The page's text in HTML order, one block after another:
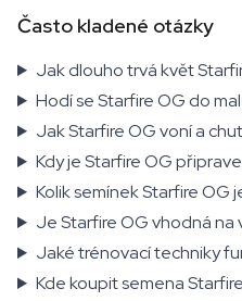
Často kladené otázky
Jak dlouho trvá květ
Hodí se Starfire OG do
Jak Starfire OG voní a
Kdy je Starfire OG
Kolik semínek Starfire OG
Je Starfire OG vhodná na
Jaké trénovací techniky
Kde koupit semena